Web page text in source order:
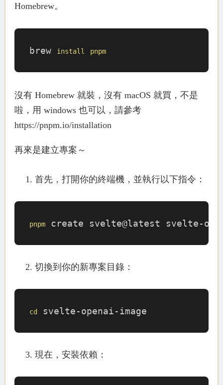
Homebrew。
brew install pnpm
沒有 Homebrew 就裝，沒有 macOS 就買，不是
啦，用 windows 也可以，請參考
https://pnpm.io/installation
再來是建立專案～
首先，打開你的終端機，並執行以下指令：
pnpm create svelte@latest svelte-
切換到你的新專案目錄：
cd svelte-openai-image
現在，安裝依賴：